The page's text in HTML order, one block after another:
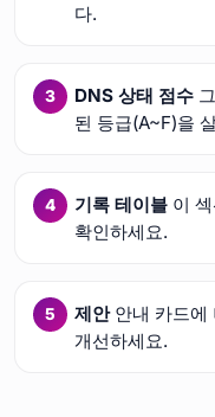
다.
DNS 상태 점수그
된 등급(A~F)을
기록 테이블이 섹
확인하세요.
제안안내 카드에
개선하세요.